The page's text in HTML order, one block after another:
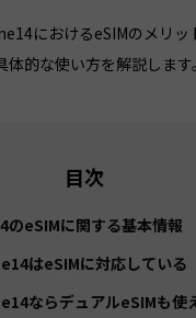
におけるeSIMのメリッ
的な使い方を解説します。
目次
eSIMに関する基本情報
はeSIMに対応している
ならデュアルeSIMも使